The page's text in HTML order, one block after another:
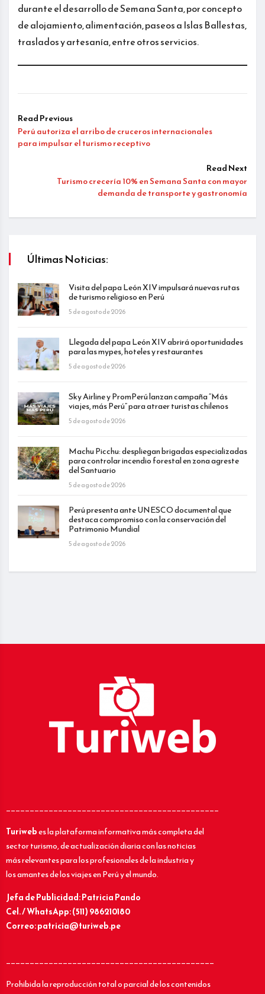
durante el desarrollo de Semana Santa, por concepto
de alojamiento, alimentación, paseos a Islas Ballestas,
traslados y artesanía, entre otros servicios.
Read Previous
Perú autoriza el arribo de cruceros internacionales
para impulsar el turismo receptivo
Read Next
Turismo crecería 10% en Semana Santa con mayor
demanda de transporte y gastronomía
Últimas Noticias:
Visita del papa León XIV impulsará nuevas rutas
de turismo religioso en Perú
5 de agosto de 2026
Llegada del papa León XIV abrirá oportunidades
para las mypes, hoteles y restaurantes
5 de agosto de 2026
Sky Airline y PromPerú lanzan campaña “Más
viajes, más Perú” para atraer turistas chilenos
5 de agosto de 2026
Machu Picchu: despliegan brigadas especializadas
para controlar incendio forestal en zona agreste
del Santuario
5 de agosto de 2026
Perú presenta ante UNESCO documental que
destaca compromiso con la conservación del
Patrimonio Mundial
5 de agosto de 2026
_____________________________________________
Turiwebes la plataforma informativa más completa del
sector turismo, de actualización diaria con las noticias
más relevantes para los profesionales de la industria y
los amantes de los viajes en Perú y el mundo.
Jefa de Publicidad: Patricia Pando
Cel. / WhatsApp: (511) 986210180
Correo: patricia@turiweb.pe
____________________________________________
Prohibida la reproducción total o parcial de los contenidos